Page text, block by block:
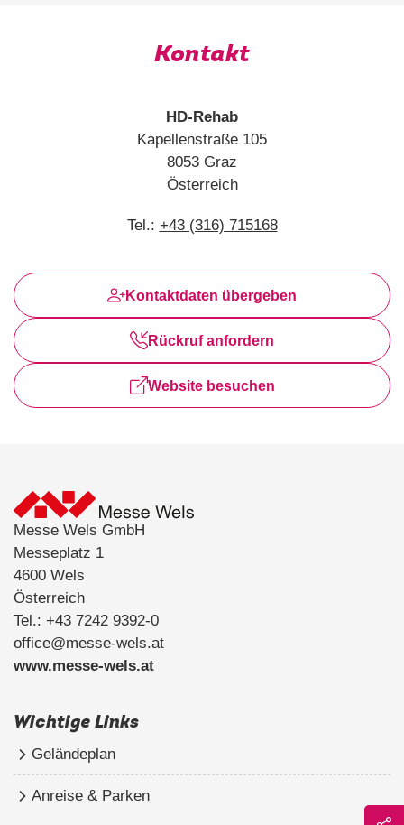
Kontakt
HD-Rehab
Kapellenstraße 105
8053 Graz
Österreich
Tel.: +43 (316) 715168
Kontaktdaten übergeben
Rückruf anfordern
Website besuchen
Messe Wels GmbH
Messeplatz 1
4600 Wels
Österreich
Tel.: +43 7242 9392-0
office@messe-wels.at
www.messe-wels.at
Wichtige Links
Geländeplan
Anreise & Parken